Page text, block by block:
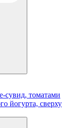
сувид, томатами
йогурта, сверху